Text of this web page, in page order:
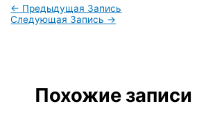
← Предыдущая Запись
Следующая Запись →
Похожие записи